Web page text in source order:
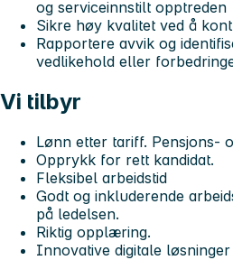
og serviceinnstilt opptreden
Sikre høy kvalitet ved å
Rapportere avvik og
vedlikehold eller
Vi tilbyr
Lønn etter tariff. Pensjons-
Opprykk for rett kandidat.
Fleksibel arbeidstid
Godt og inkluderende
på ledelsen.
Riktig opplæring.
Innovative digitale løsninger